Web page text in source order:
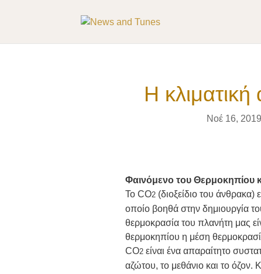
Η
Νοέ 16, 2019
Φαινόμενο του Θερμοκηπίου
Το CO2(διοξείδιο του άνθρακα)
οποίο βοηθά στην δημιουργία
θερμοκρασία του πλανήτη μας
θερμοκηπίου η μέση
CO2είναι ένα απαραίτητο
αζώτου, το μεθάνιο και το όζον.